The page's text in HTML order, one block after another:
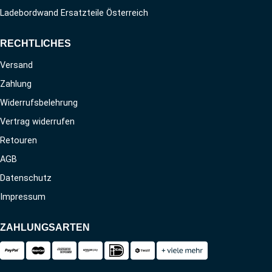
Ladebordwand Ersatzteile Österreich
RECHTLICHES
Versand
Zahlung
Widerrufsbelehrung
Vertrag widerrufen
Retouren
AGB
Datenschutz
Impressum
ZAHLUNGSARTEN